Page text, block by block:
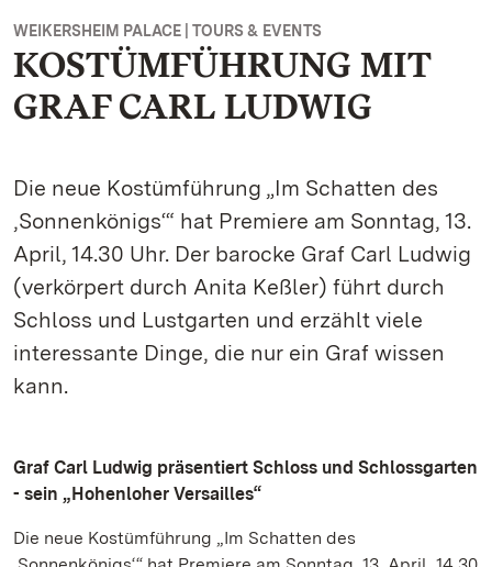
WEIKERSHEIM PALACE | TOURS & EVENTS
KOSTÜMFÜHRUNG MIT
GRAF CARL LUDWIG
Die neue Kostümführung „Im Schatten des
‚Sonnenkönigs‘“ hat Premiere am Sonntag, 13.
April, 14.30 Uhr. Der barocke Graf Carl Ludwig
(verkörpert durch Anita Keßler) führt durch
Schloss und Lustgarten und erzählt viele
interessante Dinge, die nur ein Graf wissen
kann.
Graf Carl Ludwig präsentiert Schloss und Schlossgarten
- sein „Hohenloher Versailles“
Die neue Kostümführung „Im Schatten des